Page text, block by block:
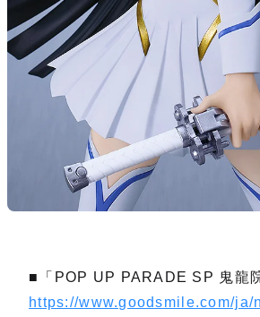
■「POP UP PARADE SP 鬼龍
https://www.goodsmile.com/ja/